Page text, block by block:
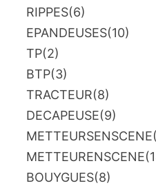
RIPPES(6)
EPANDEUSES(10)
TP(2)
BTP(3)
TRACTEUR(8)
DECAPEUSE(9)
METTEURSENSCENE
METTEURENSCENE
BOUYGUES(8)